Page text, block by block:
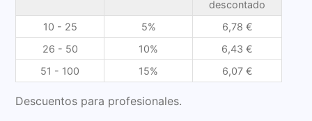
descontado
10 - 25
5% 6,78 €
26 - 50
10% 6,43€
51 - 100
15% 6,07 €
Descuentos para profesionales.